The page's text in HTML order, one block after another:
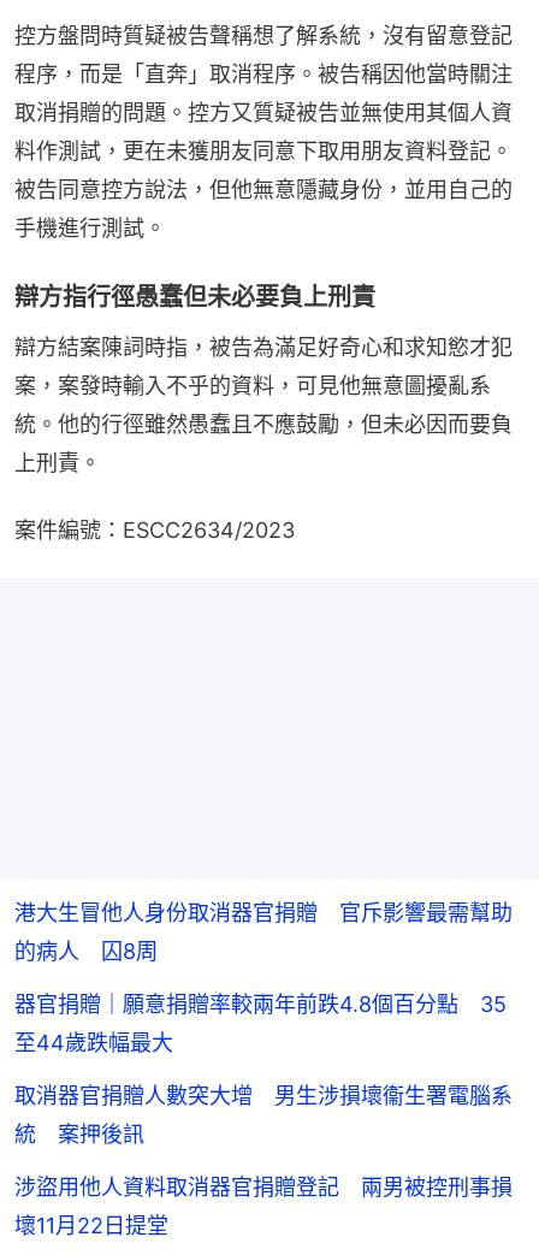
控方盤問時質疑被告聲稱想了解系統，沒有留意登記
程序，而是「直奔」取消程序。被告稱因他當時關注
取消捐贈的問題。控方又質疑被告並無使用其個人資
料作測試，更在未獲朋友同意下取用朋友資料登記。
被告同意控方說法，但他無意隱藏身份，並用自己的
手機進行測試。
辯方指行徑愚蠢但未必要負上刑責
辯方結案陳詞時指，被告為滿足好奇心和求知慾才犯
案，案發時輸入不乎的資料，可見他無意圖擾亂系
統。他的行徑雖然愚蠢且不應鼓勵，但未必因而要負
上刑責。
案件編號：ESCC2634/2023
港大生冒他人身份取消器官捐贈 官斥影響最需幫助
的病人 囚8周
器官捐贈｜願意捐贈率較兩年前跌4.8個百分點 35
至44歲跌幅最大
取消器官捐贈人數突大增 男生涉損壞衞生署電腦系
統 案押後訊
涉盜用他人資料取消器官捐贈登記 兩男被控刑事損
壞11月22日提堂